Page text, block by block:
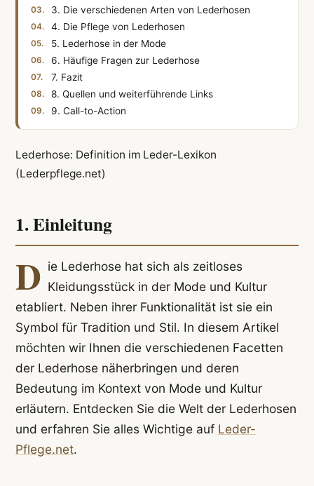
3. Die verschiedenen Arten von Lederhosen
4. Die Pflege von Lederhosen
5. Lederhose in der Mode
6. Häufige Fragen zur Lederhose
7. Fazit
8. Quellen und weiterführende Links
9. Call-to-Action
Lederhose: Definition im Leder-Lexikon
(Lederpflege.net)
1. Einleitung
D ie Lederhose hat sich als zeitloses
Kleidungsstück in der Mode und Kultur
etabliert. Neben ihrer Funktionalität ist sie ein
Symbol für Tradition und Stil. In diesem Artikel
möchten wir Ihnen die verschiedenen Facetten
der Lederhose näherbringen und deren
Bedeutung im Kontext von Mode und Kultur
erläutern. Entdecken Sie die Welt der Lederhosen
und erfahren Sie alles Wichtige auf Leder-
Pflege.net.